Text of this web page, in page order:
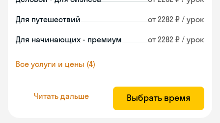
Для путешествий от 2282 ₽ / урок
Для начинающих - премиум от 2282 ₽ / урок
Все услуги и цены (4)
Читать дальше Выбрать время